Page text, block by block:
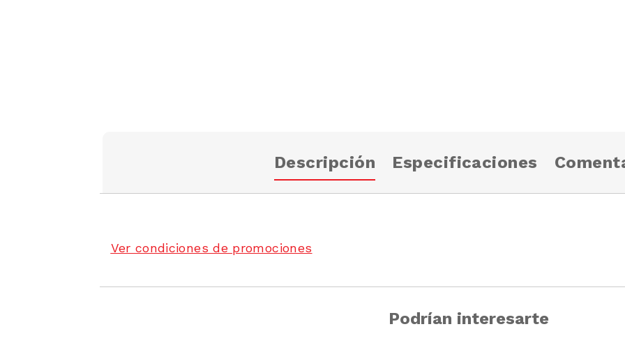
Descripción Especificaciones
Ver condiciones de promociones
Podrían interesarte